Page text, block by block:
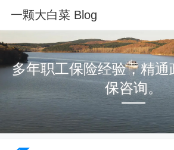
一颗大白菜 Blog
多年职工保险经验，精通
保咨询。